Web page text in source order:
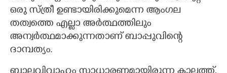
ഒരു സ്ത്രീ ഉണ്ടായിരിക്കുമെന്ന ആംഗല
തത്വത്തെ എല്ലാ അർത്ഥത്തിലും
അന്വർത്ഥമാക്കുന്നതാണ് ബാപ്പുവിന്റെ
ദാമ്പത്യം.